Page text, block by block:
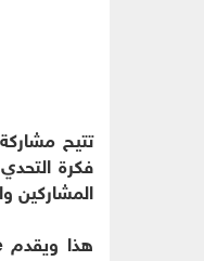
تتيح
المشاركين